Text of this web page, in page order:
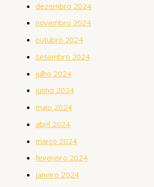
dezembro 2024
novembro 2024
outubro 2024
setembro 2024
julho 2024
junho 2024
maio 2024
abril 2024
março 2024
fevereiro 2024
janeiro 2024